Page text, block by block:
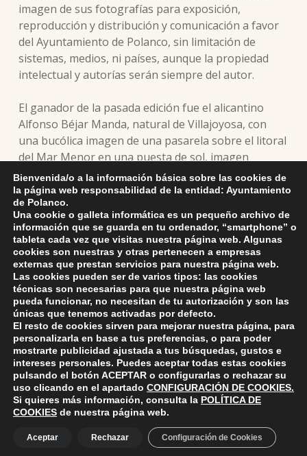
imagen de sus fotografías para exposición,
reproducción y distribución y comunicación a favor
del Ayuntamiento de Polanco, sin limitación de
sistemas, medios, ni países, aunque la propiedad
intelectual y autorías serán siempre del autor.
El ganador de la pasada edición fue el alicantino
Alfonso Béjar Manda, natural de Villajoyosa, con
una bucólica imagen de una pasarela sobre el litoral
del Mar Menor en una puesta de sol, imagen
captada por su autor en la localidad de Santiago de
la Ribera, una pedanía del municipio de San Javier
(Murcia).
Skip back to main navigation
ayuntamiento de polanco
AYUNTAMIENTO DE POLANCO
Ayuntamiento de Polanco. La iglesia R-29 39313 Polanco
+34 942 82 42 00
+34 942 82 49 75
Bienvenida/o a la información básica sobre las cookies de
la página web responsabilidad de la entidad: Ayuntamiento
de Polanco.
Una cookie o galleta informática es un pequeño archivo de
información que se guarda en tu ordenador, “smartphone” o
tableta cada vez que visitas nuestra página web. Algunas
cookies son nuestras y otras pertenecen a empresas
externas que prestan servicios para nuestra página web.
Las cookies pueden ser de varios tipos: las cookies
técnicas son necesarias para que nuestra página web
pueda funcionar, no necesitan de tu autorización y son las
únicas que tenemos activadas por defecto.
El resto de cookies sirven para mejorar nuestra página, para
personalizarla en base a tus preferencias, o para poder
mostrarte publicidad ajustada a tus búsquedas, gustos e
intereses personales. Puedes aceptar todas estas cookies
pulsando el botón ACEPTAR o configurarlas o rechazar su
uso clicando en el apartado CONFIGURACIÓN DE COOKIES.
Si quieres más información, consulta la POLÍTICA DE
COOKIES de nuestra página web.
Aceptar Rechazar Configuración de Cookies